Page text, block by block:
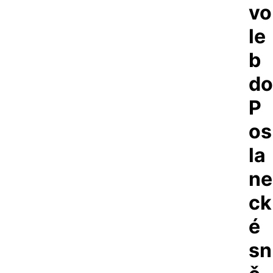
vo
le
b
do
P
os
la
ne
ck
é
sn